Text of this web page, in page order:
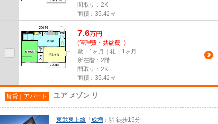
間取り：2K
面積：35.42㎡
7.6万円
(管理費・共益費 -)
敷：1ヶ月｜礼：1ヶ月
所在階：2階
間取り：2K
面積：35.42㎡
賃貸｜アパート ユア メゾン リ
東武東上線 「 成増 」駅 徒歩15分